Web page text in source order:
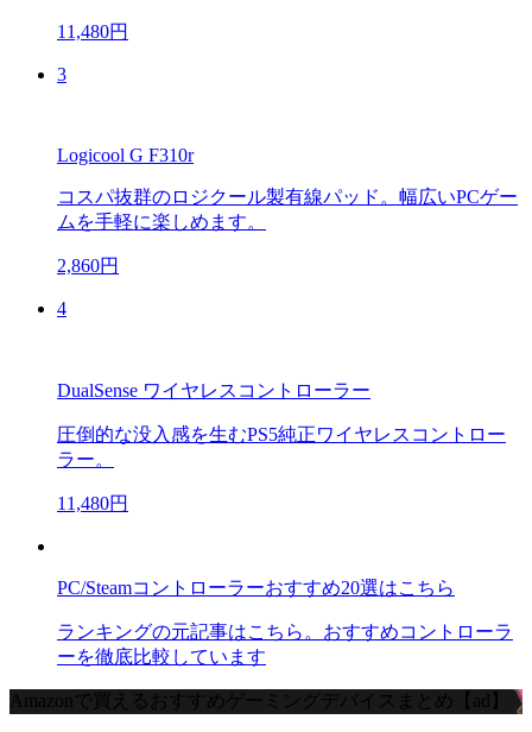
11,480円
3
Logicool G F310r
コスパ抜群のロジクール製有線パッド。幅広いPCゲー
ムを手軽に楽しめます。
2,860円
4
DualSense ワイヤレスコントローラー
圧倒的な没入感を生むPS5純正ワイヤレスコントロー
ラー。
11,480円
PC/Steamコントローラーおすすめ20選はこちら
ランキングの元記事はこちら。おすすめコントローラ
ーを徹底比較しています
Amazonで買えるおすすめゲーミングデバイスまとめ【ad】